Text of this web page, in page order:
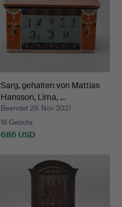
Sarg, gehalten von Mattias
Hansson, Lima, …
Beendet 29. Nov 2021
16 Gebote
686 USD